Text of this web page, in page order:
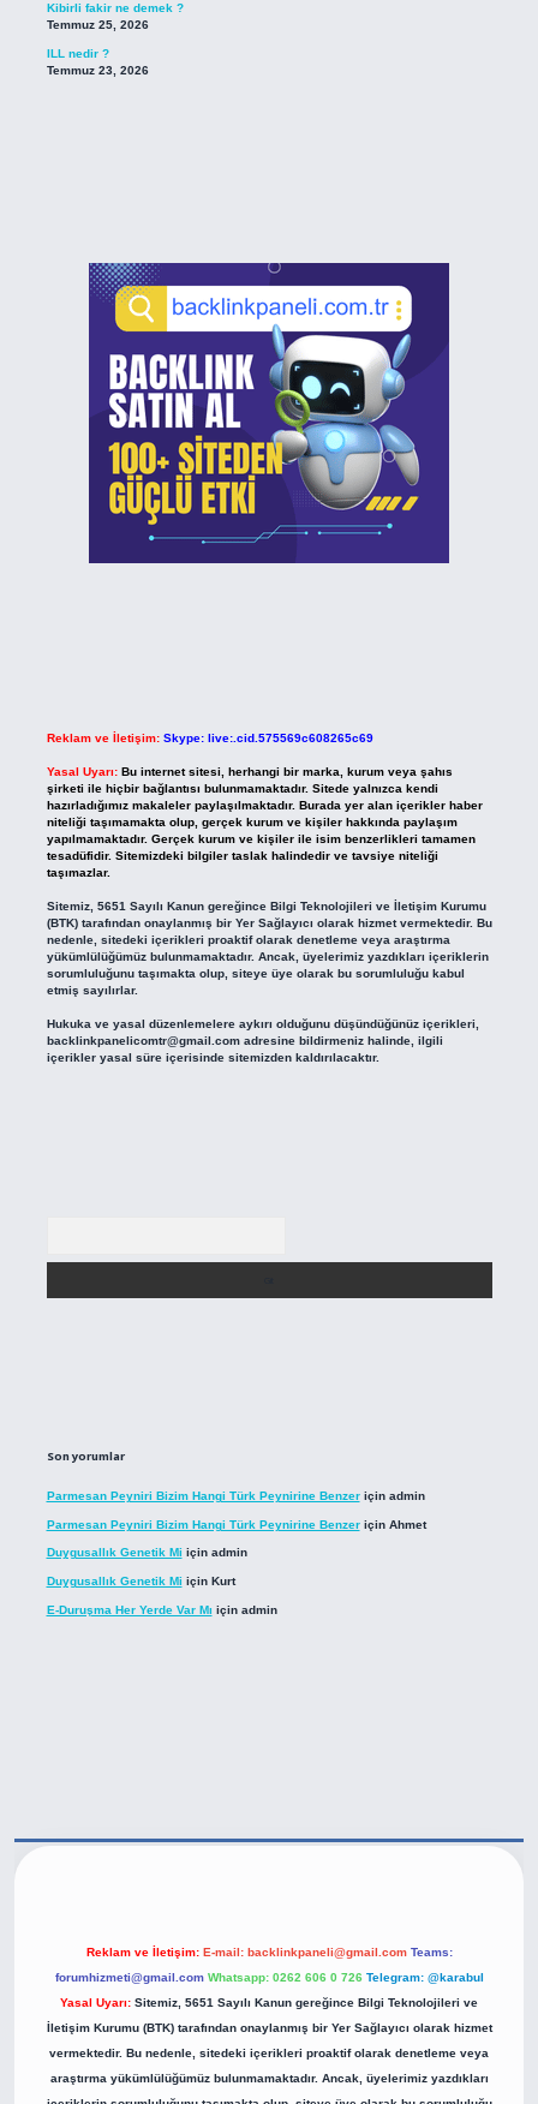
Kibirli fakir ne demek ?
Temmuz 25, 2026
ILL nedir ?
Temmuz 23, 2026
Reklam ve İletişim: Skype: live:.cid.575569c608265c69
Yasal Uyarı: Bu internet sitesi, herhangi bir marka, kurum veya şahıs
şirketi ile hiçbir bağlantısı bulunmamaktadır. Sitede yalnızca kendi
hazırladığımız makaleler paylaşılmaktadır. Burada yer alan içerikler haber
niteliği taşımamakta olup, gerçek kurum ve kişiler hakkında paylaşım
yapılmamaktadır. Gerçek kurum ve kişiler ile isim benzerlikleri tamamen
tesadüfidir. Sitemizdeki bilgiler taslak halindedir ve tavsiye niteliği
taşımazlar.
Sitemiz, 5651 Sayılı Kanun gereğince Bilgi Teknolojileri ve İletişim Kurumu
(BTK) tarafından onaylanmış bir Yer Sağlayıcı olarak hizmet vermektedir. Bu
nedenle, sitedeki içerikleri proaktif olarak denetleme veya araştırma
yükümlülüğümüz bulunmamaktadır. Ancak, üyelerimiz yazdıkları içeriklerin
sorumluluğunu taşımakta olup, siteye üye olarak bu sorumluluğu kabul
etmiş sayılırlar.
Hukuka ve yasal düzenlemelere aykırı olduğunu düşündüğünüz içerikleri,
backlinkpanelicomtr@gmail.comadresine bildirmeniz halinde, ilgili
içerikler yasal süre içerisinde sitemizden kaldırılacaktır.
Son yorumlar
Parmesan Peyniri Bizim Hangi Türk Peynirine Benzeriçin admin
Parmesan Peyniri Bizim Hangi Türk Peynirine Benzeriçin Ahmet
Duygusallık Genetik Mi için admin
Duygusallık Genetik Mi için Kurt
E-Duruşma Her Yerde Var Mı için admin
Reklam ve İletişim: E-mail: backlinkpaneli@gmail.com Teams:
forumhizmeti@gmail.com Whatsapp: 0262 606 0 726 Telegram: @karabul
Yasal Uyarı: Sitemiz, 5651 Sayılı Kanun gereğince Bilgi Teknolojileri ve
İletişim Kurumu (BTK) tarafından onaylanmış bir Yer Sağlayıcı olarak hizmet
vermektedir. Bu nedenle, sitedeki içerikleri proaktif olarak denetleme veya
araştırma yükümlülüğümüz bulunmamaktadır. Ancak, üyelerimiz yazdıkları